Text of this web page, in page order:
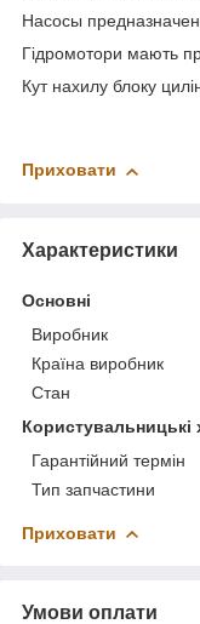
Насосы
Гідромотори мають
Кут нахилу блоку
Приховати
Характеристики
Основні
Виробник
Країна виробник
Стан
Користувальницькі
Гарантійний термін
Тип запчастини
Приховати
Умови оплати